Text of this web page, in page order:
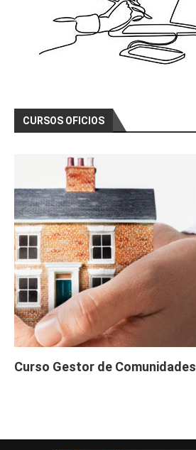
CURSOS OFICIOS
Curso Gestor de Comunidades